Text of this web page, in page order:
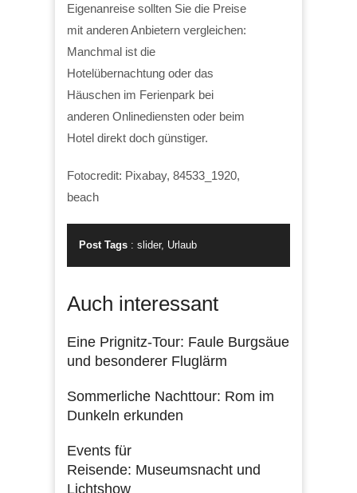
Eigenanreise sollten Sie die Preise
mit anderen Anbietern vergleichen:
Manchmal ist die
Hotelübernachtung oder das
Häuschen im Ferienpark bei
anderen Onlinediensten oder beim
Hotel direkt doch günstiger.
Fotocredit: Pixabay, 84533_1920,
beach
Post Tags : slider, Urlaub
Auch interessant
Eine Prignitz-Tour: Faule Burgsäue
und besonderer Fluglärm
Sommerliche Nachttour: Rom im
Dunkeln erkunden
Events für
Reisende: Museumsnacht und
Lichtshow